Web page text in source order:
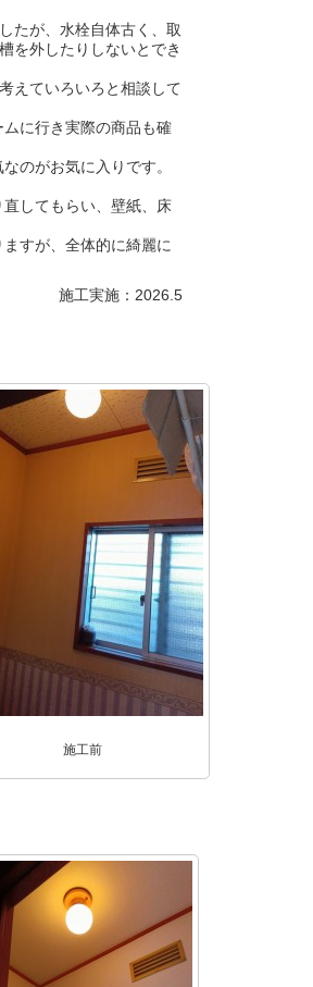
たが、水栓自体古く、取
を外したりしないとでき
えていろいろと相談して
に行き実際の商品も確
のがお気に入りです。
してもらい、壁紙、床
すが、全体的に綺麗に
施工実施：2026.5
施工前